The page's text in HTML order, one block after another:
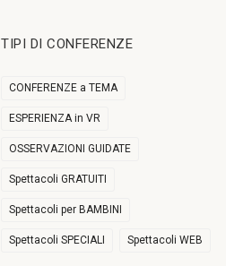
TIPI DI CONFERENZE
CONFERENZE a TEMA
ESPERIENZA in VR
OSSERVAZIONI GUIDATE
Spettacoli GRATUITI
Spettacoli per BAMBINI
Spettacoli SPECIALI Spettacoli WEB